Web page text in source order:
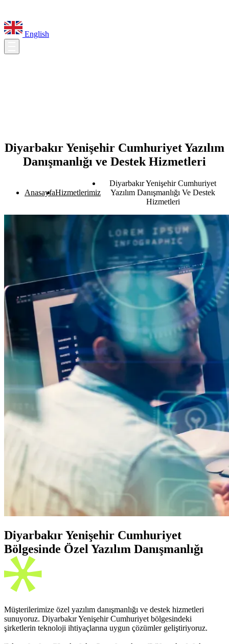
English
Diyarbakır Yenişehir Cumhuriyet Yazılım
Danışmanlığı ve Destek Hizmetleri
AnasayfaHizmetlerimiz
Diyarbakır Yenişehir Cumhuriyet
Yazılım Danışmanlığı Ve Destek
Hizmetleri
Diyarbakır Yenişehir Cumhuriyet
Bölgesinde Özel Yazılım Danışmanlığı
Müşterilerimize özel yazılım danışmanlığı ve destek hizmetleri
sunuyoruz. Diyarbakır Yenişehir Cumhuriyet bölgesindeki
şirketlerin teknoloji ihtiyaçlarına uygun çözümler geliştiriyoruz.